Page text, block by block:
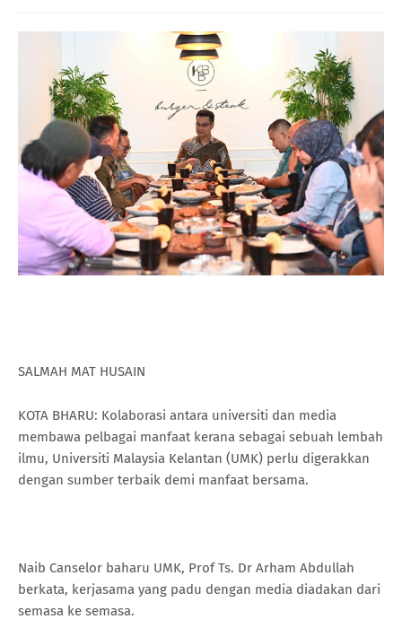
SALMAH MAT HUSAIN
KOTA BHARU: Kolaborasi antara universiti dan media
membawa pelbagai manfaat kerana sebagai sebuah lembah
ilmu, Universiti Malaysia Kelantan (UMK) perlu digerakkan
dengan sumber terbaik demi manfaat bersama.
Naib Canselor baharu UMK, Prof Ts. Dr Arham Abdullah
berkata, kerjasama yang padu dengan media diadakan dari
semasa ke semasa.